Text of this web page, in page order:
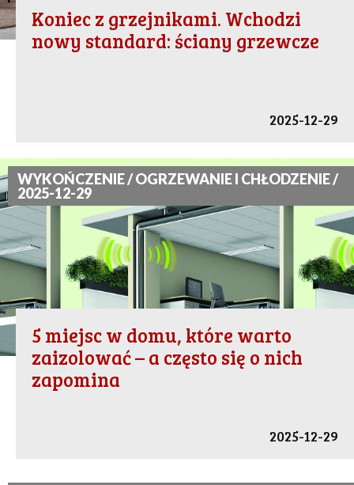
Koniec z grzejnikami. Wchodzi
nowy standard: ściany grzewcze
2025-12-29
WYKOŃCZENIE / OGRZEWANIE I CHŁODZENIE /
2025-12-29
5 miejsc w domu, które warto
zaizolować – a często się o nich
zapomina
2025-12-29